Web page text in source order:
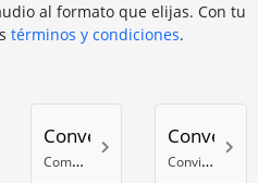
al formato que elijas. Con tu
términos y condiciones.
TAR.BZ2
Convertir a TAR.GZ
Compresor online a TAR.GZ
Convertir
Convierte tus archivos al formato ZIP